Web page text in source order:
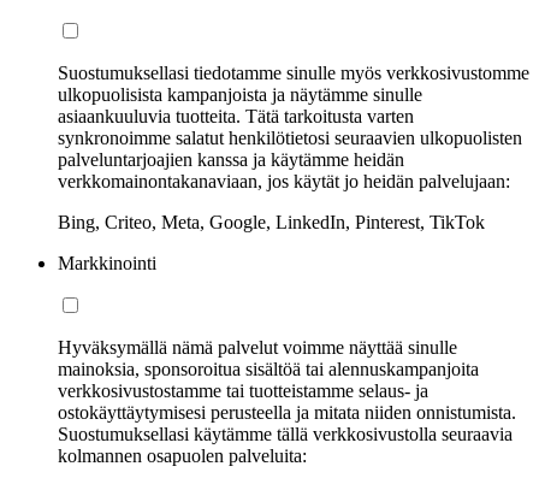
Suostumuksellasi tiedotamme sinulle myös verkkosivustomme
ulkopuolisista kampanjoista ja näytämme sinulle
asiaankuuluvia tuotteita. Tätä tarkoitusta varten
synkronoimme salatut henkilötietosi seuraavien ulkopuolisten
palveluntarjoajien kanssa ja käytämme heidän
verkkomainontakanaviaan, jos käytät jo heidän palvelujaan:
Bing, Criteo, Meta, Google, LinkedIn, Pinterest, TikTok
Markkinointi
Hyväksymällä nämä palvelut voimme näyttää sinulle
mainoksia, sponsoroitua sisältöä tai alennuskampanjoita
verkkosivustostamme tai tuotteistamme selaus- ja
ostokäyttäytymisesi perusteella ja mitata niiden onnistumista.
Suostumuksellasi käytämme tällä verkkosivustolla seuraavia
kolmannen osapuolen palveluita: